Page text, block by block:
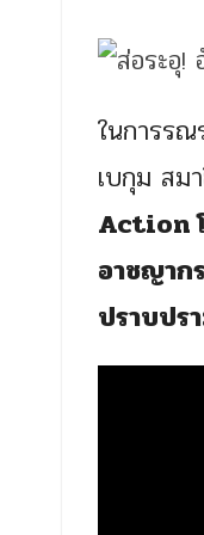
ในการร
เบกุม สม
Action
อาชญาก
ปราบปร